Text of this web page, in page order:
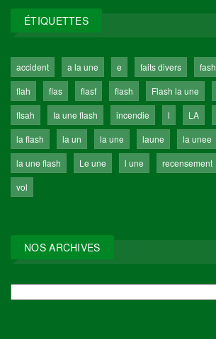
ÉTIQUETTES
accident a la une e faits divers fash
flah
flas flasf flash Flash la une
flsah
Ia une flash incendie l LA
la flash
la un la une laune la unee
la une flash
Le une l une recensement
vol
NOS ARCHIVES